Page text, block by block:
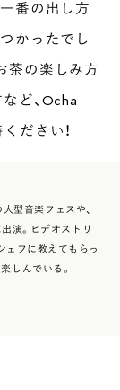
番の出し方
かったでし
茶の楽しみ方
ど、Ocha
ださい！
型音楽フェスや、
演。ビデオストリ
ェフに教えてもらっ
しんでいる。